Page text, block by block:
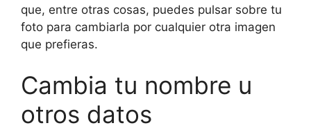
que, entre otras cosas, puedes pulsar sobre tu
foto para cambiarla por cualquier otra imagen
que prefieras.
Cambia tu nombre u
otros datos